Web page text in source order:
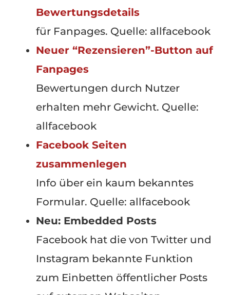
Bewertungsdetails
für Fanpages. Quelle: allfacebook
Neuer “Rezensieren”-Button auf
Fanpages
Bewertungen durch Nutzer
erhalten mehr Gewicht. Quelle:
allfacebook
Facebook Seiten
zusammenlegen
Info über ein kaum bekanntes
Formular. Quelle: allfacebook
Neu: Embedded Posts
Facebook hat die von Twitter und
Instagram bekannte Funktion
zum Einbetten öffentlicher Posts